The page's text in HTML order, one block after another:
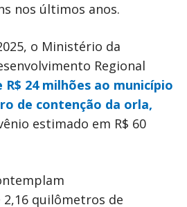
nos últimos anos.
o Ministério da
Regional
R$ 24 milhões ao município
de contenção da orla,
estimado em R$ 60
quilômetros de